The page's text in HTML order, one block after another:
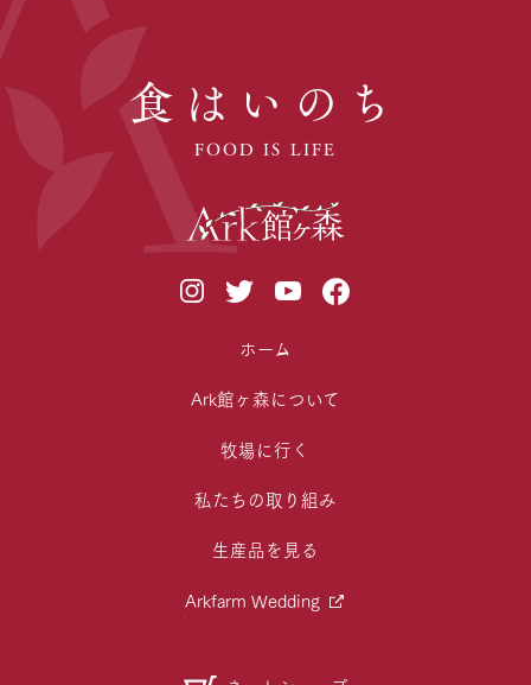
食はいのち
FOOD IS LIFE
ホーム
Ark館ヶ森について
牧場に行く
私たちの取り組み
生産品を見る
Arkfarm Wedding